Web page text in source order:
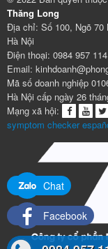
Thăng Long
Địa chỉ: Số 100, Ngõ 70
Hà Nội
Điện thoại: 0984 957
Email:
Mã số doanh nghiệp
Hà Nội cấp ngày 26
Mạng xã hội:
symptom checker
Chat
Facebook